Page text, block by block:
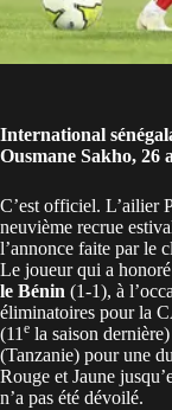
International
Ousmane Sakho, 26
C’est officiel. L’ailier
neuvième recrue
l’annonce faite par le
Le joueur qui a
le Bénin (1-1), à
éliminatoires pour la
(11 e la saison
(Tanzanie) pour une
Rouge et Jaune
n’a pas été dévoilé.